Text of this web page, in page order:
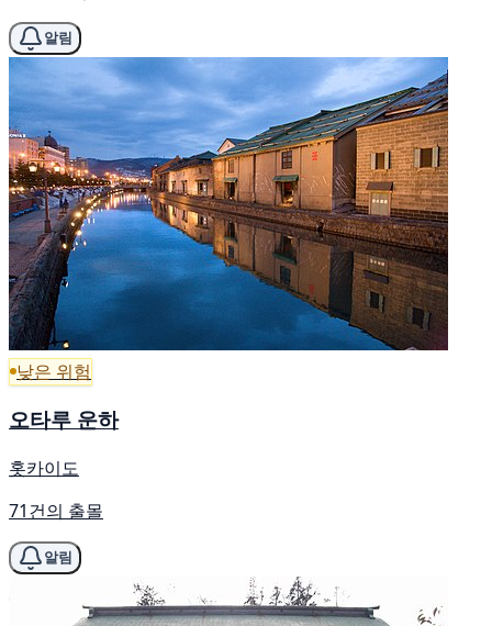
알림
낮은 위험
오타루 운하
홋카이도
71건의 출몰
알림